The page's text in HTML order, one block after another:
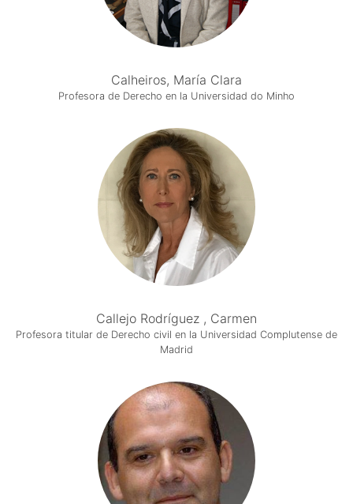
Calheiros, María Clara
Profesora de Derecho en la Universidad do Minho
Callejo Rodríguez , Carmen
Profesora titular de Derecho civil en la Universidad Complutense de
Madrid